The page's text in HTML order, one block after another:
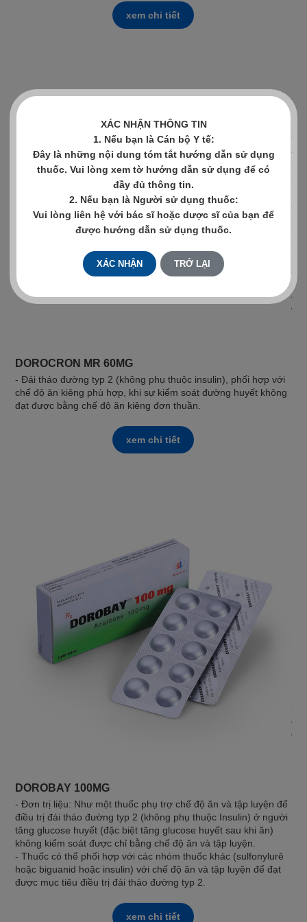
XÁC NHẬN THÔNG TIN
1. Nếu bạn là Cán bộ Y tế:
Đây là những nội dung tóm tắt hướng dẫn sử dụng
thuốc. Vui lòng xem tờ hướng dẫn sử dụng để có
đầy đủ thông tin.
2. Nếu bạn là Người sử dụng thuốc:
Vui lòng liên hệ với bác sĩ hoặc dược sĩ của bạn để
được hướng dẫn sử dụng thuốc.
XÁC NHẬN TRỞ LẠI
xem chi tiết
DOROCRON MR 60MG
- Đái tháo đường typ 2 (không phụ thuộc insulin), phối hợp với
chế độ ăn kiêng phù hợp, khi sự kiểm soát đường huyết không
đạt được bằng chế độ ăn kiêng đơn thuần.
xem chi tiết
DOROBAY 100MG
- Đơn trị liệu: Như một thuốc phụ trợ chế độ ăn và tập luyện để
điều trị đái tháo đường typ 2 (không phụ thuộc Insulin) ở người
tăng glucose huyết (đặc biệt tăng glucose huyết sau khi ăn)
không kiểm soát được chỉ bằng chế độ ăn và tập luyện.
- Thuốc có thể phối hợp với các nhóm thuốc khác (sulfonylurê
hoặc biguanid hoặc insulin) với chế độ ăn và tập luyện để đạt
được mục tiêu điều trị đái tháo đường typ 2.
xem chi tiết
-
với
-